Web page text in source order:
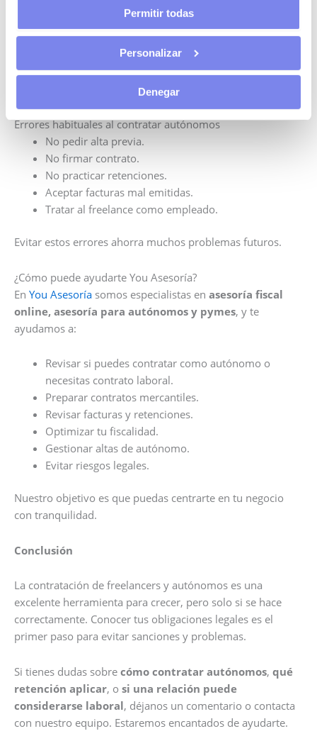
Permitir todas
Personalizar
Denegar
Acceso a talento especializado.
Pero siempre bajo una estructura legal sólida.
Errores habituales al contratar autónomos
No pedir alta previa.
No firmar contrato.
No practicar retenciones.
Aceptar facturas mal emitidas.
Tratar al freelance como empleado.
Evitar estos errores ahorra muchos problemas futuros.
¿Cómo puede ayudarte You Asesoría?
En You Asesoría somos especialistas en asesoría fiscal
online, asesoría para autónomos y pymes, y te
ayudamos a:
Revisar si puedes contratar como autónomo o
necesitas contrato laboral.
Preparar contratos mercantiles.
Revisar facturas y retenciones.
Optimizar tu fiscalidad.
Gestionar altas de autónomo.
Evitar riesgos legales.
Nuestro objetivo es que puedas centrarte en tu negocio
con tranquilidad.
Conclusión
La contratación de freelancers y autónomos es una
excelente herramienta para crecer, pero solo si se hace
correctamente. Conocer tus obligaciones legales es el
primer paso para evitar sanciones y problemas.
Si tienes dudas sobre cómo contratar autónomos, qué
retención aplicar, o si una relación puede
considerarse laboral, déjanos un comentario o contacta
con nuestro equipo. Estaremos encantados de ayudarte.